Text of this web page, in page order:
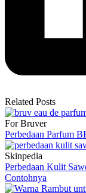
Related Posts
For Bruver
Perbedaan Parfum
Skinpedia
Perbedaan Kulit
Contohnya